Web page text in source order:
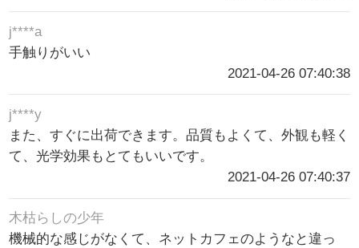
j****a
手触りがいい
2021-04-26 07:40:38
j****y
また、すぐに出荷できます。品質もよくて、外観も軽く
て、光学効果もとてもいいです。
2021-04-26 07:40:37
木枯らしの少年
機械的な感じがなくて、ネットカフェのようなと違っ